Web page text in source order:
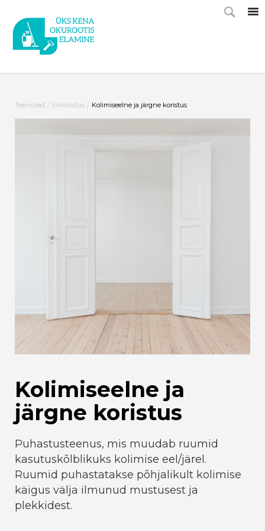
Teenused / Erikoristus / Kolimiseelne ja järgne koristus
Kolimiseelne ja
järgne koristus
Puhastusteenus, mis muudab ruumid
kasutuskõlblikuks kolimise eel/järel.
Ruumid puhastatakse põhjalikult kolimise
käigus välja ilmunud mustusest ja
plekkidest.